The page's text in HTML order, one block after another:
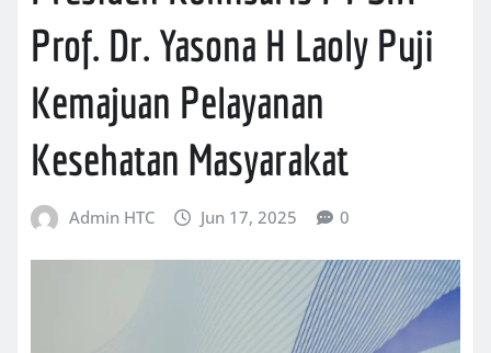
Prof. Dr. Yasona H Laoly Puji
Kemajuan Pelayanan
Kesehatan Masyarakat
Admin HTC Jun 17, 2025 0